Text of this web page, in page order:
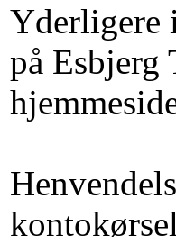
Yderligere
på Esbjerg